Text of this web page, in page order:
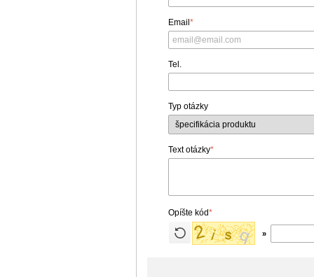
Email*
Tel.
Typ otázky
Text otázky*
Opíšte kód*
»